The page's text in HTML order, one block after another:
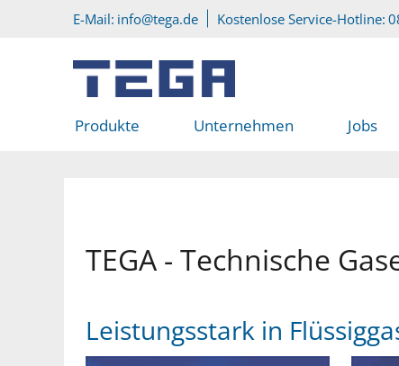
Hauptinhalt
zum Servicemenü
E-Mail: info@tega.de Kostenlose Service-Hotline:
Produkte Unternehmen Jobs
TEGA - Technische
Leistungsstark in